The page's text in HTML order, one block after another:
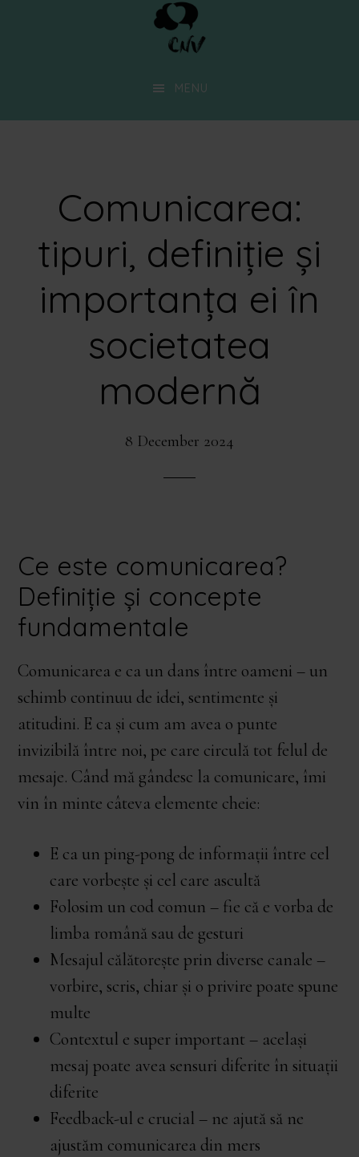
MENU
Comunicarea:
tipuri, definiție și
importanța ei în
societatea
modernă
8 December 2024
Ce este comunicarea?
Definiție și concepte
fundamentale
Comunicarea e ca un dans între oameni – un
schimb continuu de idei, sentimente și
atitudini. E ca și cum am avea o punte
invizibilă între noi, pe care circulă tot felul de
mesaje. Când mă gândesc la comunicare, îmi
vin în minte câteva elemente cheie:
E ca un ping-pong de informații între cel
care vorbește și cel care ascultă
Folosim un cod comun – fie că e vorba de
limba română sau de gesturi
Mesajul călătorește prin diverse canale –
vorbire, scris, chiar și o privire poate spune
multe
Contextul e super important – același
mesaj poate avea sensuri diferite în situații
diferite
Feedback-ul e crucial – ne ajută să ne
ajustăm comunicarea din mers